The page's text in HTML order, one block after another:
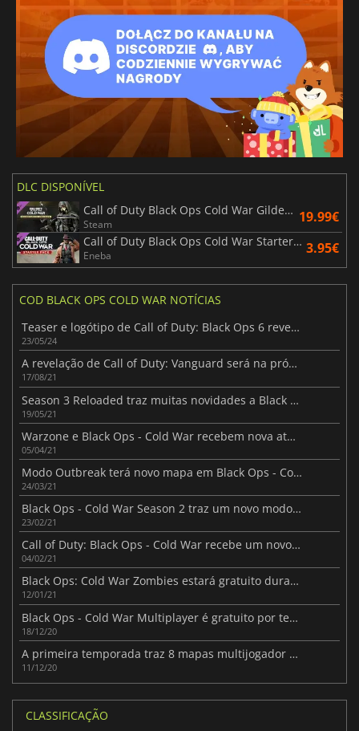
DLC DISPONÍVEL
Call of Duty Black Ops Cold War Gilded Age III Pro Pack
Steam 19.99€
Call of Duty Black Ops Cold War Starter Pack
Eneba 3.95€
COD BLACK OPS COLD WAR NOTÍCIAS
Teaser e logótipo de Call of Duty: Black Ops 6 revelados
23/05/24
A revelação de Call of Duty: Vanguard será na próxima quinta-feira
17/08/21
Season 3 Reloaded traz muitas novidades a Black Ops - Cold War
19/05/21
Warzone e Black Ops - Cold War recebem nova atualização
05/04/21
Modo Outbreak terá novo mapa em Black Ops - Cold War
24/03/21
Black Ops - Cold War Season 2 traz um novo modo Zombies
23/02/21
Call of Duty: Black Ops - Cold War recebe um novo mapa
04/02/21
Black Ops: Cold War Zombies estará gratuito durante uma semana
12/01/21
Black Ops - Cold War Multiplayer é gratuito por tempo limitado
18/12/20
A primeira temporada traz 8 mapas multijogador para Black Ops - Cold War
11/12/20
CLASSIFICAÇÃO